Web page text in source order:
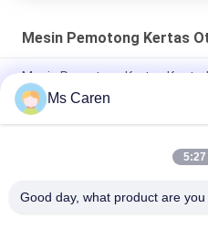
Mesin Pemotong Kertas
Mesin Pemotong Kertas
Frekuensi Variabel Hidraulik
Mesin pemotong kertas tabung
CP-670B Heavy Duty
Ms Caren
5:27
Good day, what product are